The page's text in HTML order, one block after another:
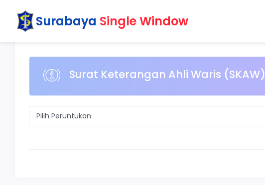
Surabaya Single Window
Surat Keterangan Ahli Waris (SKAW)